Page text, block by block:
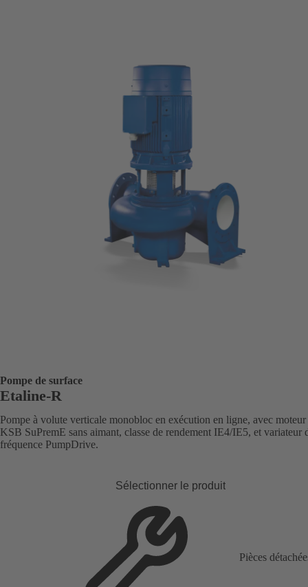
Pompe de surface
Etaline-R
Pompe à volute verticale monobloc en exécution en ligne, avec moteur
KSB SuPremE sans aimant, classe de rendement IE4/IE5, et variateur
fréquence PumpDrive.
Sélectionner le produit
Pièces